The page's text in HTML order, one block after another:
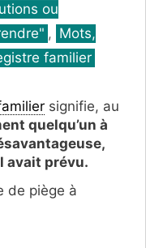
ou
, Mots,
familier
signifie, au
quelqu’un à
avait prévu.
de piège à